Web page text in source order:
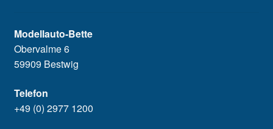
Modellauto-Bette
Obervalme 6
59909 Bestwig
Telefon
+49 (0) 2977 1200